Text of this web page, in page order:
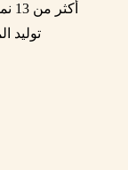
أكثر من 13 نموذج آلة موسيقية بالذكاء الاصطناعي
توليد